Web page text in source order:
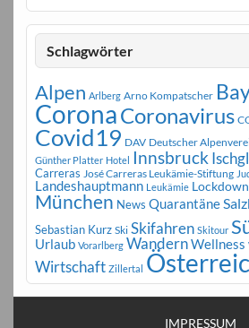
Schlagwörter
Alpen Arlberg Arno Kompatscher
CoronaCoronavirus
Covid19 DAV Deutscher
Günther Platter Hotel Innsbruck Ischgl
Carreras José Carreras Leukämie-Stiftung
Landeshauptmann Leukämie Lockdown
München News Quarantäne
Sebastian Kurz Ski Skifahren Skitour
Urlaub Vorarlberg WandernWellness
Wirtschaft Zillertal
IMPRESSUM